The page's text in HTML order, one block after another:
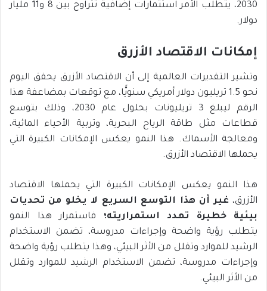
2030، يتطلب الأمر استثمارات إضافية تتراوح بين 8 و11 مليار
دولار.
إمكانات الاقتصاد الأزرق
وتشير التقديرات العالمية إلى أن الاقتصاد الأزرق يحقق اليوم
نحو 1.5 تريليون دولار أمريكي سنويًّا، مع توقعات بمضاعفة هذا
الرقم ليبلغ 3 تريليونات بحلول عام 2030، وذلك بتوسع
قطاعات مثل طاقة الرياح البحرية، وتربية الأحياء المائية،
ومعالجة الأسماك. هذا النمو يعكس الإمكانات الكبيرة التي
يحملها الاقتصاد الأزرق.
هذا النمو يعكس الإمكانات الكبيرة التي يحملها الاقتصاد
الأزرق، غير أن هذا التوسع السريع لا يخلو من تحديات
بيئية خطيرة تهدد استمراريته؛ فاستمرار هذا النمو
يتطلب رؤية واضحة وإجراءات مدروسة، تضمن الاستخدام
الرشيد للموارد وتقلل من الأثر البيئي، وهذا يتطلب رؤية واضحة
وإجراءات مدروسة، تضمن الاستخدام الرشيد للموارد وتقلل
من الأثر البيئي.